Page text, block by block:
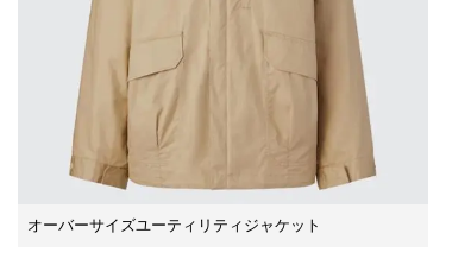
オーバーサイズユーティリティジャケット